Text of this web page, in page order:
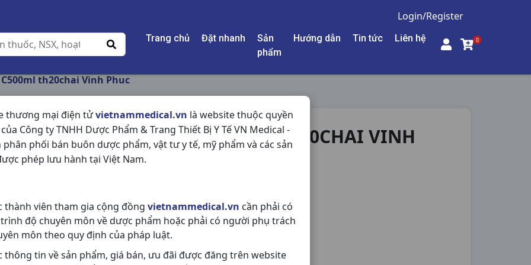
Login/Register
Trang chủ Đặt nhanh
Sản
phẩm
Hướng dẫn Tin tức Liên hệ 0
thương mại điện tửvietnammedical.vn là website thuộc quyền
Công ty TNHH Dược Phẩm & Trang Thiết Bị Y Tế VN Medical -
phân phối bán buôn dược phẩm, vật tư y tế, mỹ phẩm và các sản
phép lưu hành tại Việt Nam.
thành viên tham gia cộng đồng vietnammedical.vn cần phải có
độ chuyên môn về dược phẩm hoặc phải có người phụ trách
môn theo quy định của pháp luật.
thông tin về sản phẩm, giá bán, ưu đãi được đăng trên website
th20chai Vinh Phuc
NƯỚC MUỐI C500ML TH20CHAI VINH
PHUC
Nhóm hàng:Hóa - Mỹ Phẩm,
Chia sẻ qua mạng xã hội: